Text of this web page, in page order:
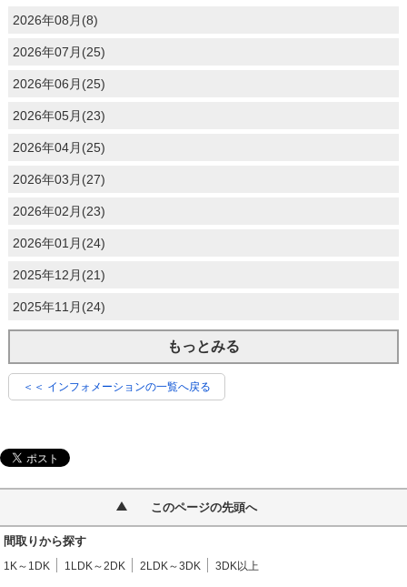
2026年08月(8)
2026年07月(25)
2026年06月(25)
2026年05月(23)
2026年04月(25)
2026年03月(27)
2026年02月(23)
2026年01月(24)
2025年12月(21)
2025年11月(24)
もっとみる
＜＜ インフォメーションの一覧へ戻る
このページの先頭へ
間取りから探す
1K～1DK 1LDK～2DK 2LDK～3DK 3DK以上